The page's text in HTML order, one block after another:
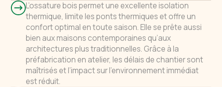
L’ossature bois permet une excellente isolation
thermique, limite les ponts thermiques et offre un
confort optimal en toute saison. Elle se prête aussi
bien aux maisons contemporaines qu’aux
architectures plus traditionnelles. Grâce à la
préfabrication en atelier, les délais de chantier sont
maîtrisés et l’impact sur l’environnement immédiat
est réduit.